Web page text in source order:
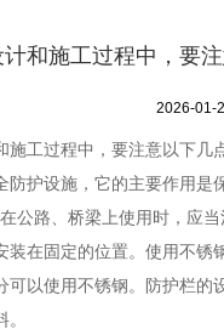
和施工过程中，要
2026-01-
施工过程中，要注意以下几
防护设施，它的主要作用是
公路、桥梁上使用时，应
装在固定的位置。使用不
可以使用不锈钢。防护栏